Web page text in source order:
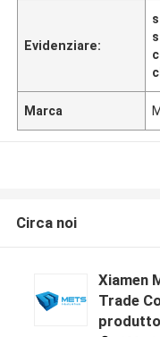
Evidenziare:
Marca
Circa noi
Xiamen
Trade